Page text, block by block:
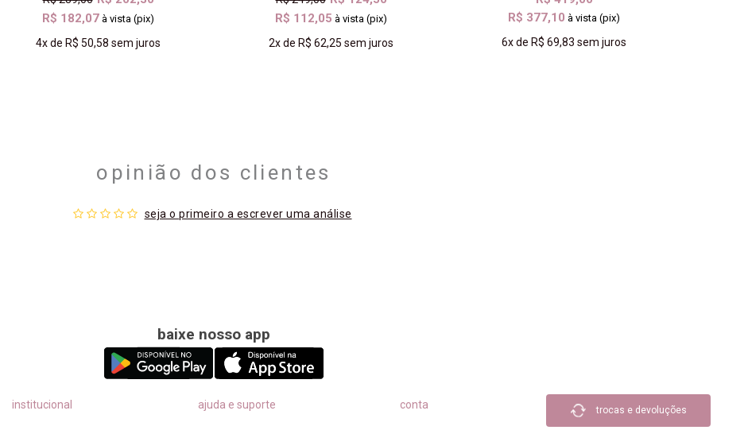
R$ 182,07 à vista (pix)
4xde R$ 50,58 sem juros
R$ 112,05 à vista (pix)
2xde R$ 62,25 sem juros
R$ 377,10 à vista (pix)
6xde R$ 69,83 sem juros
opinião dos clientes
seja o primeiro a escrever uma análise
baixe nosso app
institucional ajuda e suporte conta trocas e devoluções